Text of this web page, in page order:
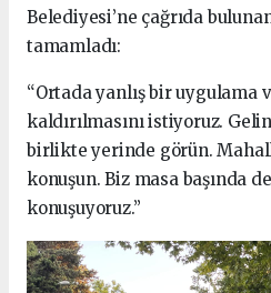
Belediyesi’ne çağrıda
tamamladı:
“Ortada yanlış bir uygulama
kaldırılmasını istiyoruz.
birlikte yerinde görün.
konuşun. Biz masa başında
konuşuyoruz.”